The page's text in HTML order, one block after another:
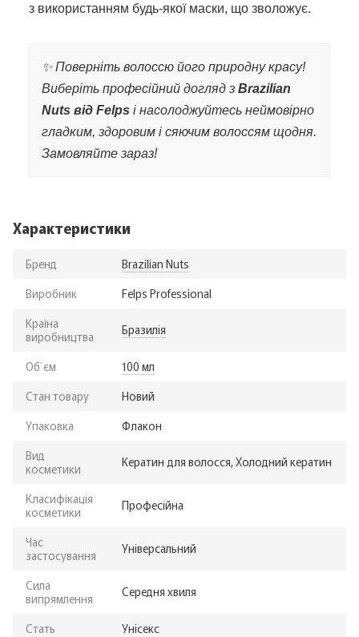
з використанням будь-якої маски, що зволожує.
✨ Поверніть волоссю його природну красу!
Виберіть професійний догляд з Brazilian
Nuts від Felps і насолоджуйтесь неймовірно
гладким, здоровим і сяючим волоссям щодня.
Замовляйте зараз!
Характеристики
Бренд
Brazilian Nuts
Виробник
Felps Professional
Країна
виробництва
Бразилія
Об`єм
100 мл
Стан товару
Новий
Упаковка
Флакон
Вид
косметики
Кератин для волосся, Холодний кератин
Класифікація
косметики
Професійна
Час
застосування
Універсальний
Сила
випрямлення
Середня хвиля
Стать Унісекс